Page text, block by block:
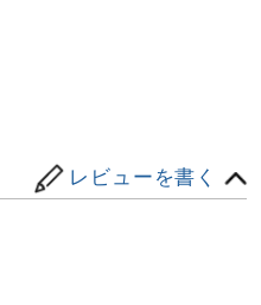
レビューを書く